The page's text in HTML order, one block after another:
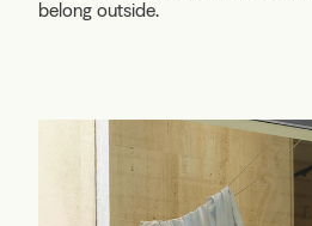
belong outside.